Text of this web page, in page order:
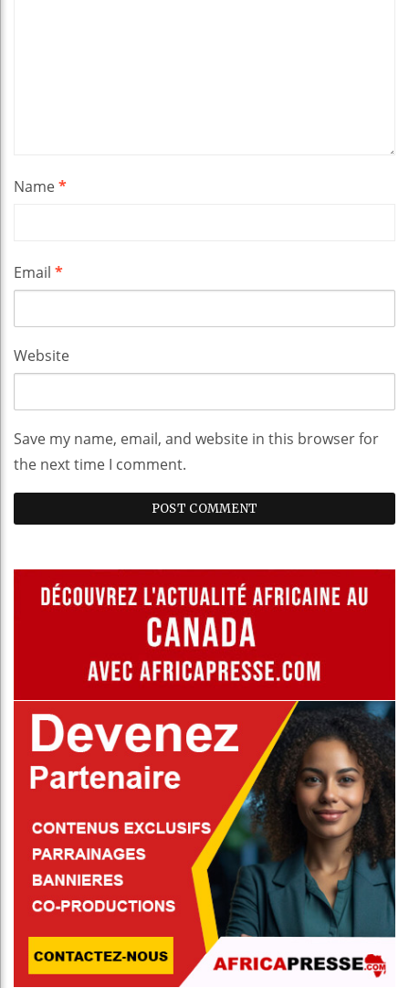
Name*
Email *
Website
Save my name, email, and website in this browser for
the next time I comment.